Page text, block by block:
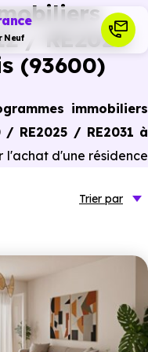
Neuf / RE2020
(93600)
immobiliers
RE2025 / RE2031 à
l'achat d'une résidence
énergétiques, pour un
Trier par